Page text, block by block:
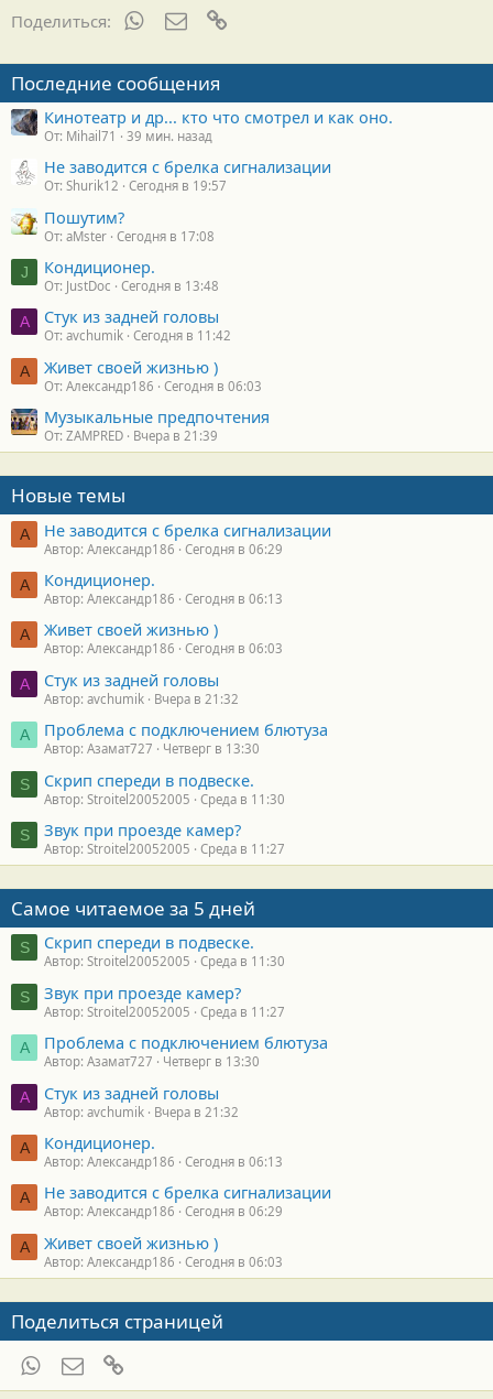
о
т
и
:
Поделиться: WhatsAppЭлектронная почта
Последние сообщения
Кинотеатр и др... кто что смотрел и как оно.
От: Mihail71 39 мин. назад
Не заводится с брелка сигнализации
От: Shurik12 Сегодня в 19:57
Пошутим?
От: aMster Сегодня в 17:08
J Кондиционер.
От: JustDoc Сегодня в 13:48
A Стук из задней головы
От: avchumik Сегодня в 11:42
А Живет своей жизнью )
От: Александр186 Сегодня в 06:03
Музыкальные предпочтения
От: ZAMPRED Вчера в 21:39
Новые темы
А Не заводится с брелка сигнализации
Автор: Александр186 Сегодня в 06:29
А Кондиционер.
Автор: Александр186 Сегодня в 06:13
А Живет своей жизнью )
Автор: Александр186 Сегодня в 06:03
A Стук из задней головы
Автор: avchumik Вчера в 21:32
А Проблема с подключением блютуза
Автор: Азамат727 Четверг в 13:30
S Скрип спереди в подвеске.
Автор: Stroitel20052005 Среда в 11:30
S Звук при проезде камер?
Автор: Stroitel20052005 Среда в 11:27
Самое читаемое за 5 дней
S Скрип спереди в подвеске.
Автор: Stroitel20052005 Среда в 11:30
S Звук при проезде камер?
Автор: Stroitel20052005 Среда в 11:27
А Проблема с подключением блютуза
Автор: Азамат727 Четверг в 13:30
A Стук из задней головы
Автор: avchumik Вчера в 21:32
А Кондиционер.
Автор: Александр186 Сегодня в 06:13
А Не заводится с брелка сигнализации
Автор: Александр186 Сегодня в 06:29
А Живет своей жизнью )
Автор: Александр186 Сегодня в 06:03
Поделиться страницей
WhatsAppЭлектронная почта